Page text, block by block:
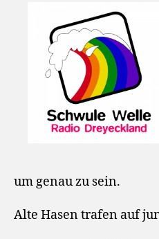
um genau zu sein.
Alte Hasen trafen auf